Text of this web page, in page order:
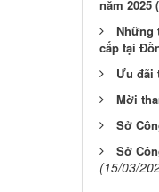
năm 2025
Những
cấp tại
Ưu đãi
Mời
Sở
Sở
(15/03/